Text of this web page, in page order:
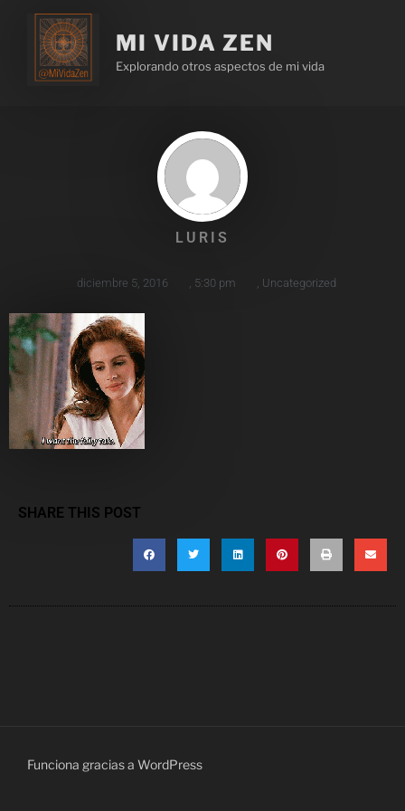
MI VIDA ZEN
Explorando otros aspectos de mi vida
LURIS
diciembre 5, 2016 5:30 pm Uncategorized
SHARE THIS POST
Funciona gracias a WordPress